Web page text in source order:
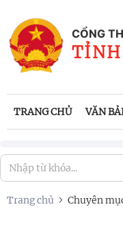
CỔNG
TỈNH
TRANG CHỦ VĂN
Trang chủ Chuyên